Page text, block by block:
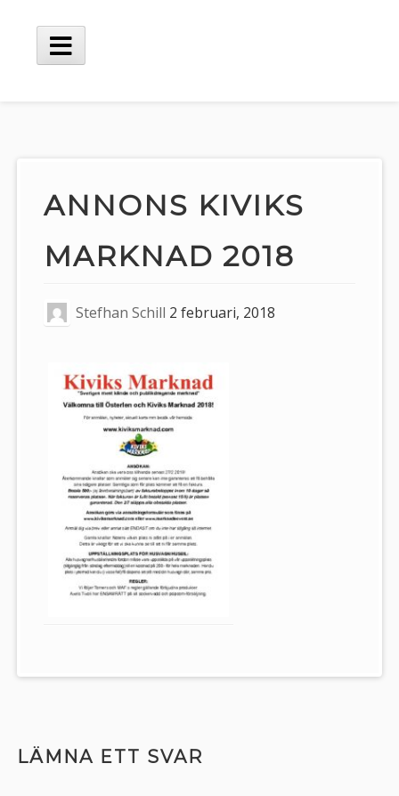
innehåll
Huvudmeny
ANNONS KIVIKS
MARKNAD 2018
Stefhan Schill 2 februari, 2018
LÄMNA ETT SVAR